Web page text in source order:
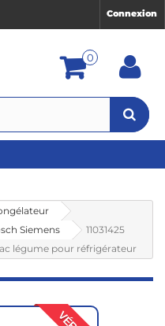
Connexion
0
Siemens
11031425
légume pour réfrigérateur